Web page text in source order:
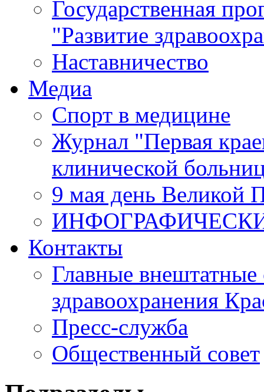
Государственная
"Развитие
Наставничество
Медиа
Спорт в медицине
Журнал "Первая
клинической
9 мая день Великой
Контакты
Главные внештатные
здравоохранения
Пресс-служба
Общественный совет